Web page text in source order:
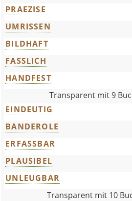
PRAEZISE
UMRISSEN
BILDHAFT
FASSLICH
HANDFEST
Transparent mit 9
EINDEUTIG
BANDEROLE
ERFASSBAR
PLAUSIBEL
UNLEUGBAR
Transparent mit 10